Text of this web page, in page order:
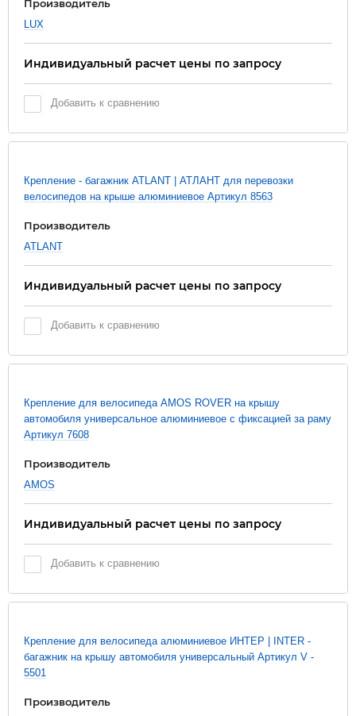
Производитель
LUX
Индивидуальный расчет цены по запросу
Добавить к сравнению
Крепление - багажник ATLANT | АТЛАНТ для перевозки
велосипедов на крыше алюминиевое Артикул 8563
Производитель
ATLANT
Индивидуальный расчет цены по запросу
Добавить к сравнению
Крепление для велосипеда AMOS ROVER на крышу
автомобиля универсальное алюминиевое с фиксацией за раму
Артикул 7608
Производитель
AMOS
Индивидуальный расчет цены по запросу
Добавить к сравнению
Крепление для велосипеда алюминиевое ИНТЕР | INTER -
багажник на крышу автомобиля универсальный Артикул V -
5501
Производитель